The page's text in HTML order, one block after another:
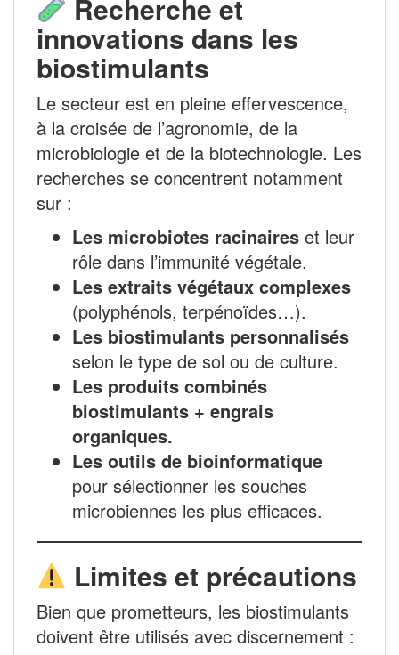
Recherche et
innovations dans les
biostimulants
Le secteur est en pleine effervescence,
à la croisée de l’agronomie, de la
microbiologie et de la biotechnologie. Les
recherches se concentrent notamment
sur :
Les microbiotes racinaires et leur
rôle dans l’immunité végétale.
Les extraits végétaux complexes
(polyphénols, terpénoïdes…).
Les biostimulants personnalisés
selon le type de sol ou de culture.
Les produits combinés
biostimulants + engrais
organiques.
Les outils de bioinformatique
pour sélectionner les souches
microbiennes les plus efficaces.
Limites et précautions
Bien que prometteurs, les biostimulants
doivent être utilisés avec discernement :